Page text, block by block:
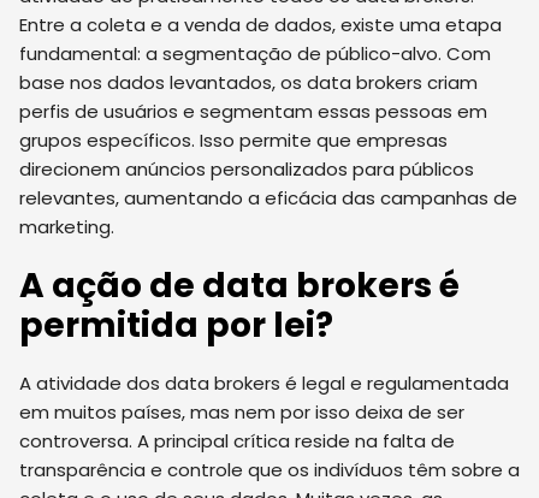
Entre a coleta e a venda de dados, existe uma etapa
fundamental: a segmentação de público-alvo. Com
base nos dados levantados, os data brokers criam
perfis de usuários e segmentam essas pessoas em
grupos específicos. Isso permite que empresas
direcionem anúncios personalizados para públicos
relevantes, aumentando a eficácia das campanhas de
marketing.
A ação de data brokers é
permitida por lei?
A atividade dos data brokers é legal e regulamentada
em muitos países, mas nem por isso deixa de ser
controversa. A principal crítica reside na falta de
transparência e controle que os indivíduos têm sobre a